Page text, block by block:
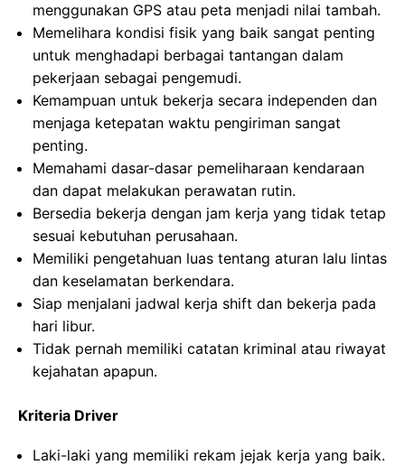
menggunakan GPS atau peta menjadi nilai tambah.
Memelihara kondisi fisik yang baik sangat penting
untuk menghadapi berbagai tantangan dalam
pekerjaan sebagai pengemudi.
Kemampuan untuk bekerja secara independen dan
menjaga ketepatan waktu pengiriman sangat
penting.
Memahami dasar-dasar pemeliharaan kendaraan
dan dapat melakukan perawatan rutin.
Bersedia bekerja dengan jam kerja yang tidak tetap
sesuai kebutuhan perusahaan.
Memiliki pengetahuan luas tentang aturan lalu lintas
dan keselamatan berkendara.
Siap menjalani jadwal kerja shift dan bekerja pada
hari libur.
Tidak pernah memiliki catatan kriminal atau riwayat
kejahatan apapun.
Kriteria Driver
Laki-laki yang memiliki rekam jejak kerja yang baik.